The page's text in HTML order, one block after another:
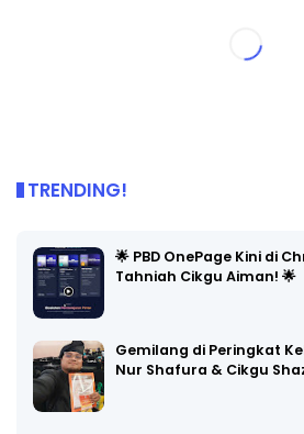
TRENDING!
🌟 PBD OnePage Kini di
Tahniah Cikgu Aiman! 🌟
Gemilang di Peringkat
Nur Shafura & Cikgu